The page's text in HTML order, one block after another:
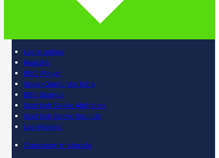
Learn online
Register
BBC iPlayer
SpeakGaelic YouTube
BBC Sounds
Scottish Gaelic Alphabet
Scottish Gaelic Sounds
LearnGaelic
Classroom materials